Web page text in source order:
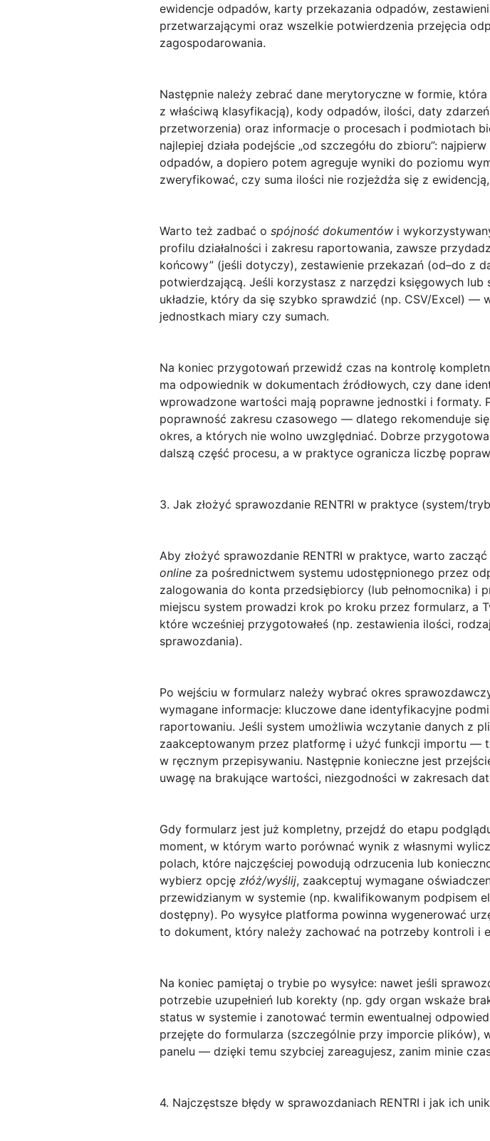
ewidencje odpadów, karty przekazania odpadów,
przetwarzającymi oraz wszelkie potwierdzenia przejęcia
zagospodarowania.
Następnie należy zebrać dane merytoryczne w formie,
z właściwą klasyfikacją), kody odpadów, ilości, daty
przetworzenia) oraz informacje o procesach i podmiotach
najlepiej działa podejście „od szczegółu do zbioru”:
odpadów, a dopiero potem agreguje wyniki do poziomu
zweryfikować, czy suma ilości nie rozjeżdża się z
Warto też zadbać o spójność dokumentów i
profilu działalności i zakresu raportowania, zawsze
końcowy” (jeśli dotyczy), zestawienie przekazań (od–do z
potwierdzającą. Jeśli korzystasz z narzędzi księgowych
układzie, który da się szybko sprawdzić (np. CSV/Excel) —
jednostkach miary czy sumach.
Na koniec przygotowań przewidź czas na kontrolę
ma odpowiednik w dokumentach źródłowych, czy dane
wprowadzone wartości mają poprawne jednostki i formaty.
poprawność zakresu czasowego — dlatego rekomenduje
okres, a których nie wolno uwzględniać. Dobrze
dalszą część procesu, a w praktyce ogranicza liczbę
3. Jak złożyć sprawozdanie RENTRI w praktyce (system/
Aby złożyć sprawozdanie RENTRI w praktyce, warto
online za pośrednictwem systemu udostępnionego przez
zalogowania do konta przedsiębiorcy (lub pełnomocnika) i
miejscu system prowadzi krok po kroku przez formularz, a
które wcześniej przygotowałeś (np. zestawienia ilości,
sprawozdania).
Po wejściu w formularz należy wybrać okres
wymagane informacje: kluczowe dane identyfikacyjne
raportowaniu. Jeśli system umożliwia wczytanie danych z
zaakceptowanym przez platformę i użyć funkcji importu —
w ręcznym przepisywaniu. Następnie konieczne jest
uwagę na brakujące wartości, niezgodności w zakresach
Gdy formularz jest już kompletny, przejdź do etapu
moment, w którym warto porównać wynik z własnymi
polach, które najczęściej powodują odrzucenia lub
wybierz opcję złóż/wyślij, zaakceptuj wymagane
przewidzianym w systemie (np. kwalifikowanym podpisem
dostępny). Po wysyłce platforma powinna wygenerować
to dokument, który należy zachować na potrzeby kontroli i
Na koniec pamiętaj o trybie po wysyłce: nawet jeśli
potrzebie uzupełnień lub korekty (np. gdy organ wskaże
status w systemie i zanotować termin ewentualnej
przejęte do formularza (szczególnie przy imporcie
panelu — dzięki temu szybciej zareagujesz, zanim minie
4. Najczęstsze błędy w sprawozdaniach RENTRI i jak ich